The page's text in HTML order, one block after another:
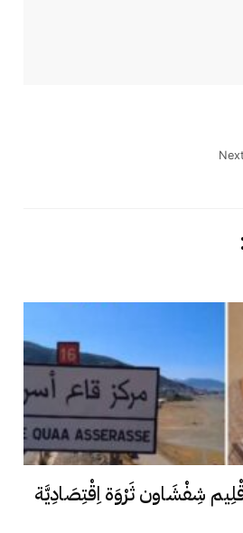
شِفْشَاون ثَرْوَة اِقْتِصَادِيَّة